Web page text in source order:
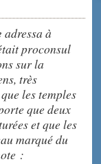
adressa à
proconsul
sur la
très
les temples
que deux
et que les
marqué du
: